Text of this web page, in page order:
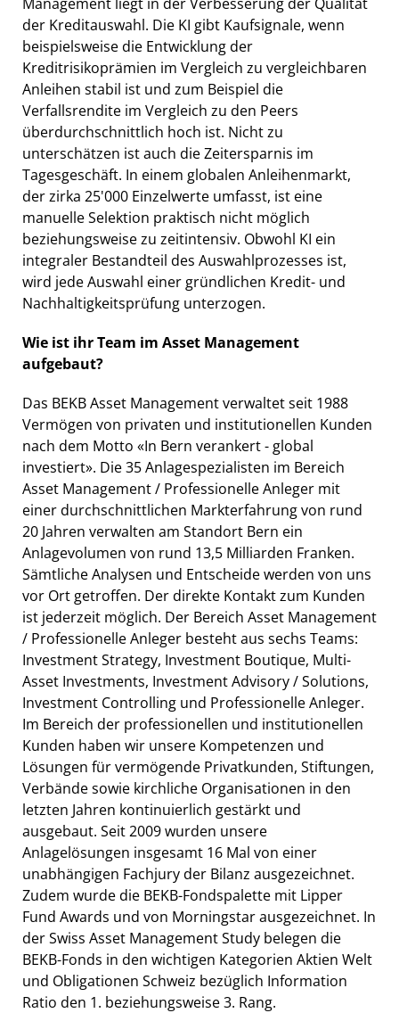
der Kreditauswahl. Die KI gibt Kaufsignale, wenn
beispielsweise die Entwicklung der
Kreditrisikoprämien im Vergleich zu vergleichbaren
Anleihen stabil ist und zum Beispiel die
Verfallsrendite im Vergleich zu den Peers
überdurchschnittlich hoch ist. Nicht zu
unterschätzen ist auch die Zeitersparnis im
Tagesgeschäft. In einem globalen Anleihenmarkt,
der zirka 25'000 Einzelwerte umfasst, ist eine
manuelle Selektion praktisch nicht möglich
beziehungsweise zu zeitintensiv. Obwohl KI ein
integraler Bestandteil des Auswahlprozesses ist,
wird jede Auswahl einer gründlichen Kredit- und
Nachhaltigkeitsprüfung unterzogen.
Wie ist ihr Team im Asset Management
aufgebaut?
Das BEKB Asset Management verwaltet seit 1988
Vermögen von privaten und institutionellen Kunden
nach dem Motto «In Bern verankert - global
investiert». Die 35 Anlagespezialisten im Bereich
Asset Management / Professionelle Anleger mit
einer durchschnittlichen Markterfahrung von rund
20 Jahren verwalten am Standort Bern ein
Anlagevolumen von rund 13,5 Milliarden Franken.
Sämtliche Analysen und Entscheide werden von uns
vor Ort getroffen. Der direkte Kontakt zum Kunden
ist jederzeit möglich. Der Bereich Asset Management
/ Professionelle Anleger besteht aus sechs Teams:
Investment Strategy, Investment Boutique, Multi-
Asset Investments, Investment Advisory / Solutions,
Investment Controlling und Professionelle Anleger.
Im Bereich der professionellen und institutionellen
Kunden haben wir unsere Kompetenzen und
Lösungen für vermögende Privatkunden, Stiftungen,
Verbände sowie kirchliche Organisationen in den
letzten Jahren kontinuierlich gestärkt und
ausgebaut. Seit 2009 wurden unsere
Anlagelösungen insgesamt 16 Mal von einer
unabhängigen Fachjury der Bilanz ausgezeichnet.
Zudem wurde die BEKB-Fondspalette mit Lipper
Fund Awards und von Morningstar ausgezeichnet. In
der Swiss Asset Management Study belegen die
BEKB-Fonds in den wichtigen Kategorien Aktien Welt
und Obligationen Schweiz bezüglich Information
Ratio den 1. beziehungsweise 3. Rang.